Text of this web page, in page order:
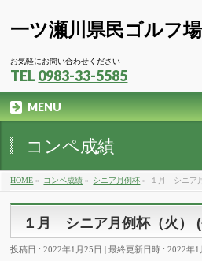
一ツ瀬川県民ゴルフ場
お気軽にお問い合わせください
TEL 0983-33-5585
MENU
コンペ成績
HOME » コンペ成績 » シニア月例杯 » １月 シニア
１月 シニア月例杯（火）
投稿日 : 2022年1月25日 最終更新日時 : 2022年1